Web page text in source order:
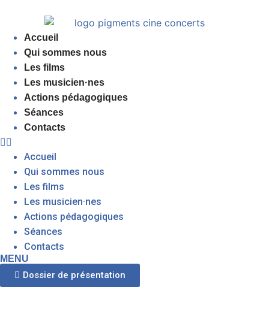
Accueil
Qui sommes nous
Les films
Les musicien·nes
Actions pédagogiques
Séances
Contacts
Accueil
Qui sommes nous
Les films
Les musicien·nes
Actions pédagogiques
Séances
Contacts
MENU
Dossier de présentation